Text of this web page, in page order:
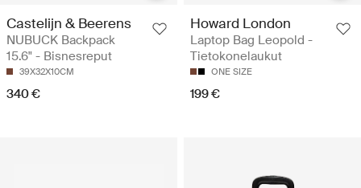
Castelijn & Beerens
NUBUCK Backpack
15.6" - Bisnesreput
39X32X10CM
340 €
Howard London
Laptop Bag Leopold -
Tietokonelaukut
ONE SIZE
199 €